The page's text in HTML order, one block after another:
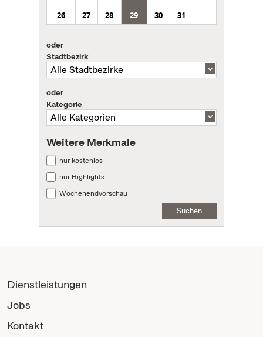
26
27 28 29 30 31
oder
Stadtbezirk
oder
Kategorie
Weitere Merkmale
nur kostenlos
nur Highlights
Wochenendvorschau
Suchen
Dienstleistungen
Jobs
Kontakt